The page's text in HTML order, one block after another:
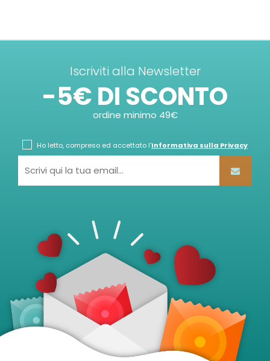
Iscriviti alla Newsletter
-5€ DI SCONTO
ordine minimo 49€
Ho letto, compreso ed accettato l'Informativa sulla Privacy